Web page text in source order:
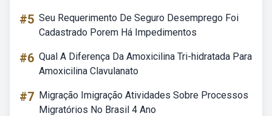
#5 Seu Requerimento De Seguro Desemprego Foi
Cadastrado Porem Há Impedimentos
#6 Qual A Diferença Da Amoxicilina Tri-hidratada Para
Amoxicilina Clavulanato
#7 Migração Imigração Atividades Sobre Processos
Migratórios No Brasil 4 Ano